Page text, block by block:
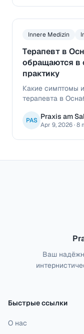
Innere Medizin
Терапевт в
обращаются в
практику
Какие симптомы
терапевта в
пациентов.
PAS Praxis am
Apr 9, 2026·8
Ваш
Быстрые ссылки
О нас